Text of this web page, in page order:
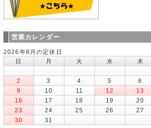
営業カレンダー
2026年8月の定休日
日
月 火 水 木
2
3 4 5 6
9
10 11 12 13
16
17 18 19 20
23
24 25 26 27
30
31